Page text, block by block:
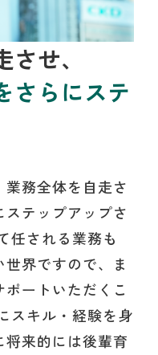
せ、
さらにステ
務全体を自走さ
テップアップさ
任される業務も
界ですので、ま
ートいただくこ
スキル・経験を身
来的には後輩育